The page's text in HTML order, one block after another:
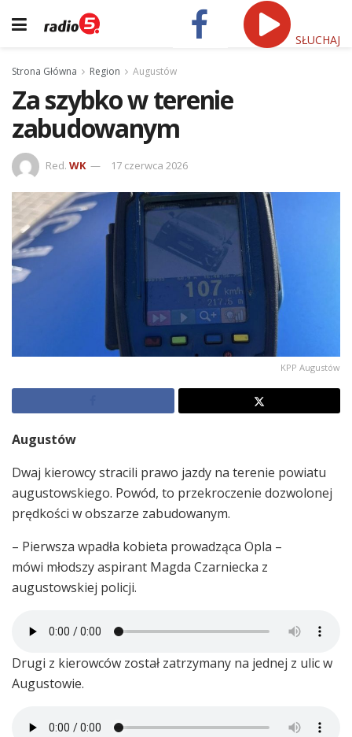
SŁUCHAJ
Strona Główna Region Augustów
Za szybko w terenie
zabudowanym
Red. WK 17 czerwca 2026
KPP Augustów
Augustów
Dwaj kierowcy stracili prawo jazdy na terenie powiatu
augustowskiego. Powód, to przekroczenie dozwolonej
prędkości w obszarze zabudowanym.
– Pierwsza wpadła kobieta prowadząca Opla –
mówi młodszy aspirant Magda Czarniecka z
augustowskiej policji.
Drugi z kierowców został zatrzymany na jednej z ulic w
Augustowie.